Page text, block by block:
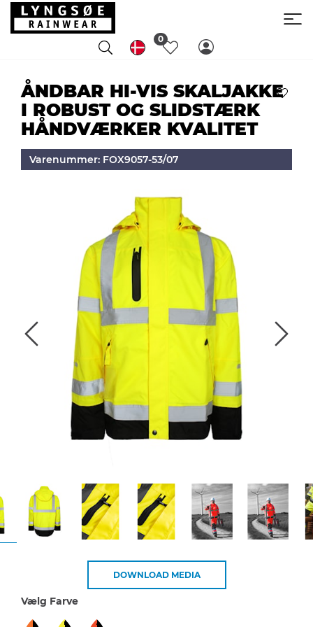
0
ÅNDBAR HI-VIS SKALJAKKE
I ROBUST OG SLIDSTÆRK
HÅNDVÆRKER KVALITET
Varenummer: FOX9057-53/07
DOWNLOAD MEDIA
Vælg Farve